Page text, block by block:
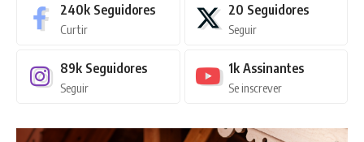
240k Seguidores
Curtir
20 Seguidores
Seguir
89k Seguidores
Seguir
1k Assinantes
Se inscrever